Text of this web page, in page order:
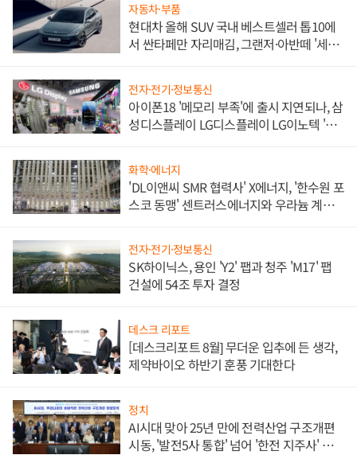
자동차·부품
현대차 올해 SUV 국내 베스트셀러 톱10에
서 싼타페만 자리매김, 그랜저·아반떼 '세단
전자·전기·정보통신
아이폰18 '메모리 부족'에 출시 지연되나, 삼
성디스플레이 LG디스플레이 LG이노텍 '탈
화학·에너지
'DL이앤씨 SMR 협력사' X에너지, '한수원 포
스코 동맹' 센트러스에너지와 우라늄 계약
전자·전기·정보통신
SK하이닉스, 용인 'Y2' 팹과 청주 'M17' 팹
건설에 54조 투자 결정
데스크 리포트
[데스크리포트 8월] 무더운 입추에 든 생각,
제약바이오 하반기 훈풍 기대한다
정치
AI시대 맞아 25년 만에 전력산업 구조개편
시동, '발전5사 통합' 넘어 '한전 지주사' 재편